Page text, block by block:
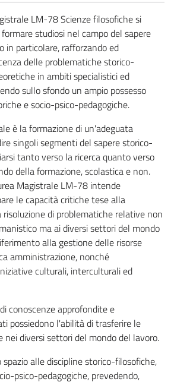
LM-78 Scienze filosofiche si
studiosi nel campo del sapere
in particolare, rafforzando ed
delle problematiche storico-
in ambiti specialistici ed
sullo sfondo un ampio possesso
e socio-psico-pedagogiche.
è la formazione di un'adeguata
singoli segmenti del sapere storico-
tanto verso la ricerca quanto verso
della formazione, scolastica e non.
Magistrale LM-78 intende
le capacità critiche tese alla
risoluzione di problematiche relative non
ma ai diversi settori del mondo
alla gestione delle risorse
amministrazione, nonché
culturali, interculturali ed
conoscenze approfondite e
possiedono l'abilità di trasferire le
nei diversi settori del mondo del lavoro.
spazio alle discipline storico-filosofiche,
psico-pedagogiche, prevedendo,